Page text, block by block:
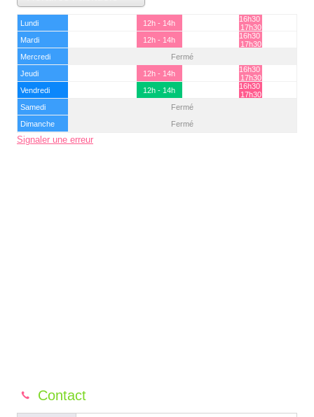
Lundi 12h - 14h
16h30 -
17h30
Mardi
12h - 14h
16h30 -
17h30
Mercredi
Fermé
Jeudi
12h - 14h
16h30 -
17h30
Vendredi
12h - 14h
16h30 -
17h30
Samedi
Fermé
Dimanche
Fermé
Signaler une erreur
Contact